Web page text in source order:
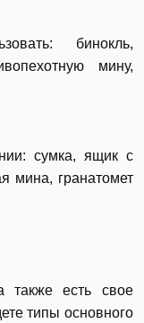
бинокль,
мину,
сумка, ящик с
мина, гранатомет
также есть свое
типы основного